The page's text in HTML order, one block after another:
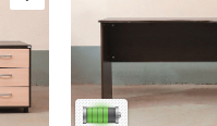
У товара
незначительные
эксплуатации, не
на удобство его
использования
Низкая степень